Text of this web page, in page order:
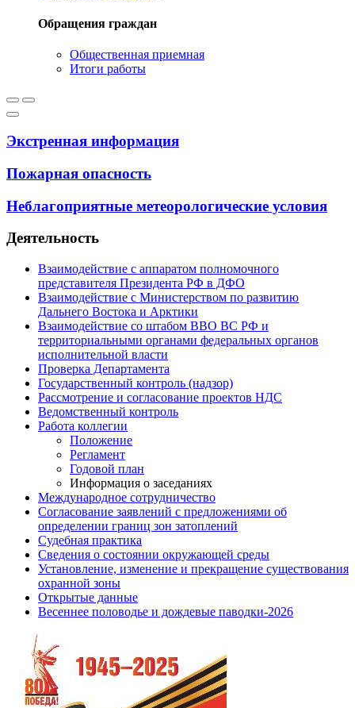
Обращения граждан
Общественная приемная
Итоги работы
Экстренная информация
Пожарная опасность
Неблагоприятные метеорологические условия
Деятельность
Взаимодействие с аппаратом полномочного
представителя Президента РФ в ДФО
Взаимодействие с Министерством по развитию
Дальнего Востока и Арктики
Взаимодействие со штабом ВВО ВС РФ и
территориальными органами федеральных органов
исполнительной власти
Проверка Департамента
Государственный контроль (надзор)
Рассмотрение и согласование проектов НДС
Ведомственный контроль
Работа коллегии
Положение
Регламент
Годовой план
Информация о заседаниях
Международное сотрудничество
Согласование заявлений с предложениями об
определении границ зон затоплений
Судебная практика
Сведения о состоянии окружающей среды
Установление, изменение и прекращение существования
охранной зоны
Открытые данные
Весеннее половодье и дождевые паводки-2026